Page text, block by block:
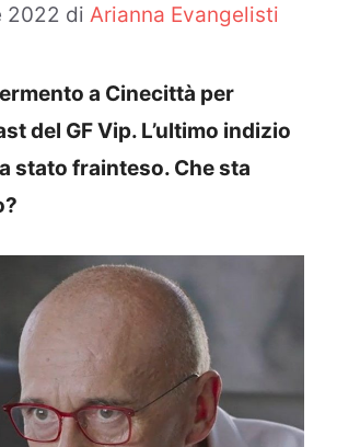
2022 di Arianna Evangelisti
a Cinecittà per
del GF Vip. L’ultimo indizio
stato frainteso. Che sta